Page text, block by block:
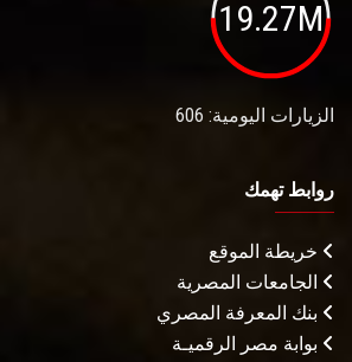
19.27M
الزيارات اليومية: 606
روابط تهمك
خريطة الموقع
الجامعات المصرية
بنك المعرفة المصري
بوابة مصر الرقميـة